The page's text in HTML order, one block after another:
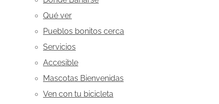
Qué ver
Pueblos bonitos cerca
Servicios
Accesible
Mascotas Bienvenidas
Ven con tu bicicleta